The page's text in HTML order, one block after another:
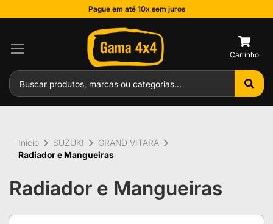
Pague em até 10x sem juros
Radiador e Mangueiras
Início SUZUKI
GRAND VITARA
Radiador e Mangueiras